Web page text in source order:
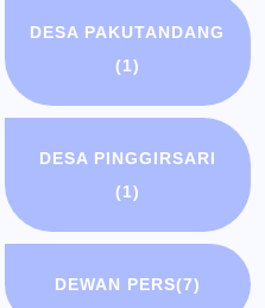
DESA PAKUTANDANG
(1)
DESA PINGGIRSARI
(1)
DEWAN PERS(7)